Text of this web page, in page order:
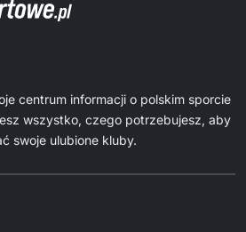
centrum informacji o polskim sporcie
wszystko, czego potrzebujesz, aby
swoje ulubione kluby.